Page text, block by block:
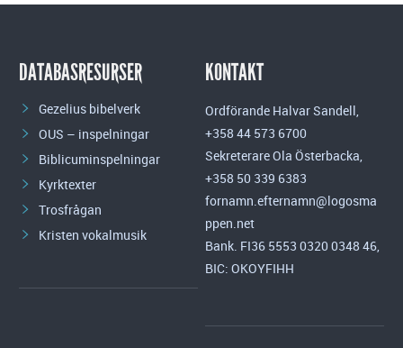
DATABASRESURSER
Gezelius bibelverk
OUS – inspelningar
Biblicuminspelningar
Kyrktexter
Trosfrågan
Kristen vokalmusik
KONTAKT
Ordförande Halvar Sandell,
+358 44 573 6700
Sekreterare Ola Österbacka,
+358 50 339 6383
fornamn.efternamn@logosma
ppen.net
Bank. FI36 5553 0320 0348 46,
BIC: OKOYFIHH